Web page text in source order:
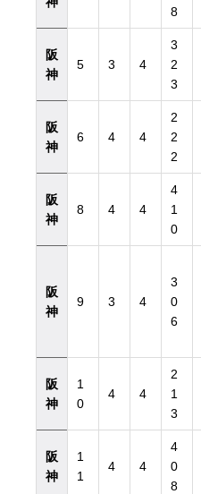
8
阪
神
5 3 4
3
2
3
阪
神
6 4 4
2
2
2
阪
神
8 4 4
4
1
0
阪
神
9 3 4
3
0
6
阪
神
1
0
4 4
2
1
3
阪
神
1
1
4 4
4
0
8